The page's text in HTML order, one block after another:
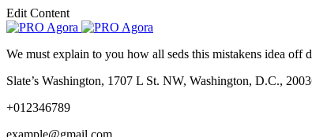
Edit Content
We must explain to you how all seds this mistakens idea off
Slate’s Washington, 1707 L St. NW, Washington, D.C.,
+012346789
example@gmail.com